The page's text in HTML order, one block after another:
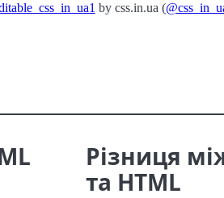
by css.in.ua (
Різниця
та HTML